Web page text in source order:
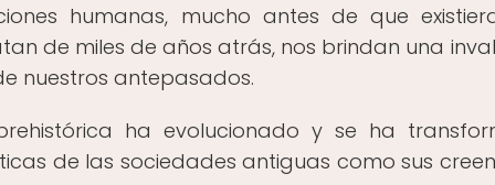
humanas, mucho antes de que
de miles de años atrás, nos brindan una
nuestros antepasados.
ha evolucionado y se ha
de las sociedades antiguas como sus